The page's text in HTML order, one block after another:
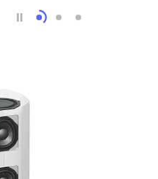
什麼是 X-Balanced
增強聲壓並減少失
更棒的清晰度